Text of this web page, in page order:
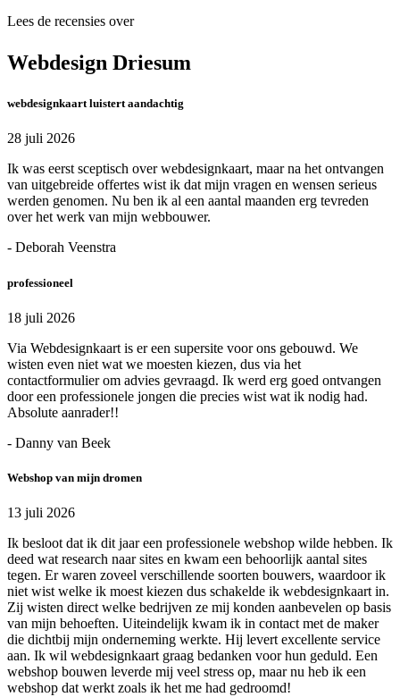
Lees de recensies over
Webdesign Driesum
webdesignkaart luistert aandachtig
28 juli 2026
Ik was eerst sceptisch over webdesignkaart, maar na het ontvangen
van uitgebreide offertes wist ik dat mijn vragen en wensen serieus
werden genomen. Nu ben ik al een aantal maanden erg tevreden
over het werk van mijn webbouwer.
- Deborah Veenstra
professioneel
18 juli 2026
Via Webdesignkaart is er een supersite voor ons gebouwd. We
wisten even niet wat we moesten kiezen, dus via het
contactformulier om advies gevraagd. Ik werd erg goed ontvangen
door een professionele jongen die precies wist wat ik nodig had.
Absolute aanrader!!
- Danny van Beek
Webshop van mijn dromen
13 juli 2026
Ik besloot dat ik dit jaar een professionele webshop wilde hebben. Ik
deed wat research naar sites en kwam een behoorlijk aantal sites
tegen. Er waren zoveel verschillende soorten bouwers, waardoor ik
niet wist welke ik moest kiezen dus schakelde ik webdesignkaart in.
Zij wisten direct welke bedrijven ze mij konden aanbevelen op basis
van mijn behoeften. Uiteindelijk kwam ik in contact met de maker
die dichtbij mijn onderneming werkte. Hij levert excellente service
aan. Ik wil webdesignkaart graag bedanken voor hun geduld. Een
webshop bouwen leverde mij veel stress op, maar nu heb ik een
webshop dat werkt zoals ik het me had gedroomd!